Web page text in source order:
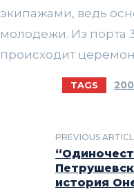
экипажами, ведь
молодежи. Из порта
происходит
TAGS
PREVIOUS
история